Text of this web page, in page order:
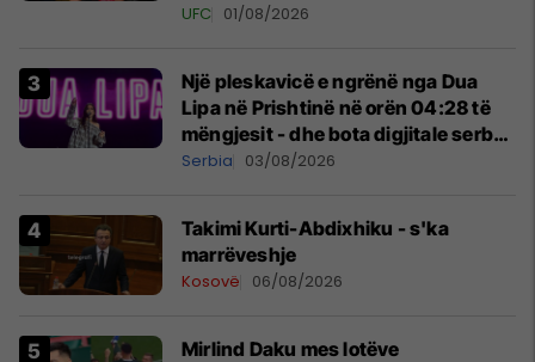
tribunat
UFC 01/08/2026
Një pleskavicë e ngrënë nga Dua
Lipa në Prishtinë në orën 04:28 të
mëngjesit - dhe bota digjitale serbe
shpall gjendjen e luftës
Serbia 03/08/2026
Takimi Kurti-Abdixhiku - s'ka
marrëveshje
Kosovë 06/08/2026
Mirlind Daku mes lotëve